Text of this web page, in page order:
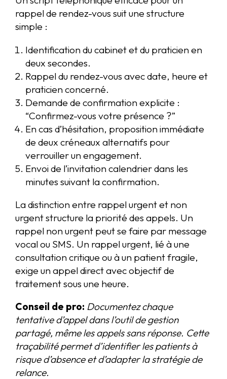
rappel de rendez-vous suit une structure
simple :
Identification du cabinet et du praticien en
deux secondes.
Rappel du rendez-vous avec date, heure et
praticien concerné.
Demande de confirmation explicite :
“Confirmez-vous votre présence ?”
En cas d’hésitation, proposition immédiate
de deux créneaux alternatifs pour
verrouiller un engagement.
Envoi de l’invitation calendrier dans les
minutes suivant la confirmation.
La distinction entre rappel urgent et non
urgent structure la priorité des appels. Un
rappel non urgent peut se faire par message
vocal ou SMS. Un rappel urgent, lié à une
consultation critique ou à un patient fragile,
exige un appel direct avec objectif de
traitement sous une heure.
Conseil de pro: Documentez chaque
tentative d’appel dans l’outil de gestion
partagé, même les appels sans réponse. Cette
traçabilité permet d’identifier les patients à
risque d’absence et d’adapter la stratégie de
relance.